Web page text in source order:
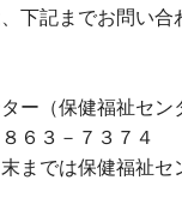
下記までお問い合
ー（保健福祉セン
６３－７３７４
までは保健福祉セ